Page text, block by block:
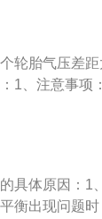
而导致高速行
等的操纵行驶
为转矩后传递
之后，由于重
绝了来自道路
道路亲密无
要有充足的睡
有隔离带的时
力有一定的影
汽车：在行
轮胎气压差
1、注意事项
驶稳定性非常
出现了问题
产时每个部分
相同。当轮胎
就需要对车
具体原因：1
衡出现问题